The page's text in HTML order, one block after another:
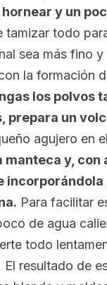
y un
tamizar todo
sea más fino
la formación
los polvos
prepara un
agujero en
manteca y, con
incorporándola
Para facilitar
de agua
todo
El resultado de